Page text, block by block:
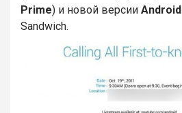
Prime) и новой версии Android
Sandwich.